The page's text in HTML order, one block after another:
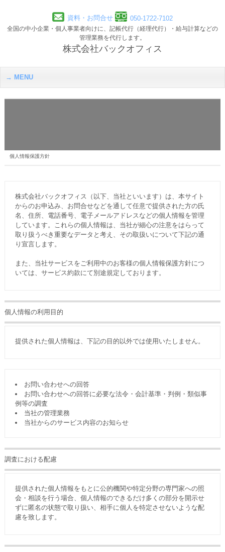
資料・お問合せ 050-1722-7102
全国の中小企業・個人事業者向けに、記帳代行（経理代行）・給与計算などの
管理業務を代行します。
株式会社バックオフィス
MENU
個人情報保護方針
株式会社バックオフィス（以下、当社といいます）は、本サイト
からのお申込み、お問合せなどを通して任意で提供された方の氏
名、住所、電話番号、電子メールアドレスなどの個人情報を管理
しています。これらの個人情報は、当社が細心の注意をはらって
取り扱うべき重要なデータと考え、その取扱いについて下記の通
り宣言します。
また、当社サービスをご利用中のお客様の個人情報保護方針につ
いては、サービス約款にて別途規定しております。
個人情報の利用目的
提供された個人情報は、下記の目的以外では使用いたしません。
お問い合わせへの回答
お問い合わせへの回答に必要な法令・会計基準・判例・類似事
例等の調査
当社の管理業務
当社からのサービス内容のお知らせ
調査における配慮
提供された個人情報をもとに公的機関や特定分野の専門家への照
会・相談を行う場合、個人情報のできるだけ多くの部分を開示せ
ずに匿名の状態で取り扱い、相手に個人を特定させないような配
慮を致します。